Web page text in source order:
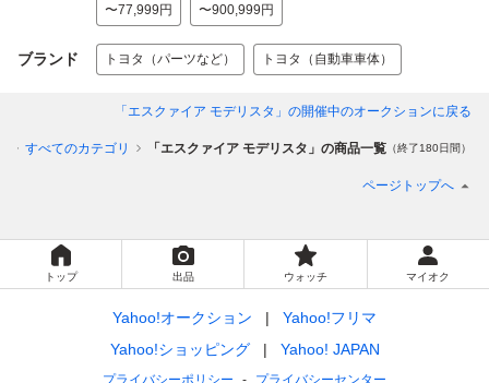
〜77,999円 〜900,999円
ブランド トヨタ（パーツなど） トヨタ（自動車車体）
「エスクァイア モデリスタ」 の開催中のオークションに戻る
すべてのカテゴリ 「エスクァイア モデリスタ」の商品一覧 （終了180日間）
ページトップへ
トップ 出品 ウォッチ マイオク
Yahoo!オークション
Yahoo!フリマ
Yahoo!ショッピング
Yahoo! JAPAN
プライバシーポリシー プライバシーセンター